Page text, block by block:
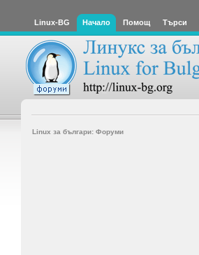
Linux-BG Начало Помощ Търси
Linux за българи: Форуми